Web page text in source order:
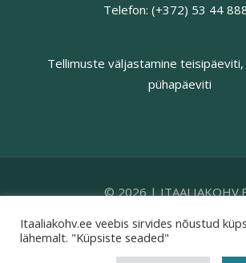
Telefon: (+372) 53 44
Tellimuste väljastamine
pühapäeviti
© 2026 |
Turvalised maksed: Pangamaksed · Visa
Itaaliakohv.ee veebis sirvides nõustud
lähemalt. "Küpsiste seaded"